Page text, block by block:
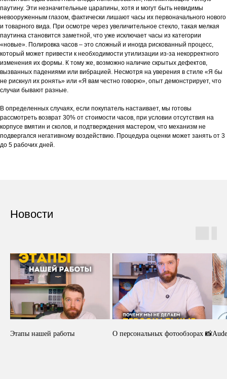
паутину. Эти незначительные царапины, хотя и могут быть невидимы
невооруженным глазом, фактически лишают часы их первоначального нового
и товарного вида. При осмотре через увеличительное стекло, такая мелкая
паутинка становится заметной, что уже исключает часы из категории
«новые». Полировка часов – это сложный и иногда рискованный процесс,
который может привести к необходимости утилизации из-за некорректного
изменения их формы. К тому же, возможно наличие скрытых дефектов,
вызванных падениями или вибрацией. Несмотря на уверения в стиле «Я бы
не рискнул их ронять» или «Я вам честно говорю», опыт демонстрирует, что
случаи бывают разные.
В определенных случаях, если покупатель настаивает, мы готовы
рассмотреть возврат 30% от стоимости часов, при условии отсутствия на
корпусе вмятин и сколов, и подтверждения мастером, что механизм не
подвергался негативному воздействию. Процедура оценки может занять от 3
до 5 рабочих дней.
Новости
Этапы нашей работы О персональных фотообзорах 📸